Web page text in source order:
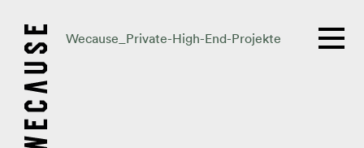
Wecause_Private-High-End-Projekte